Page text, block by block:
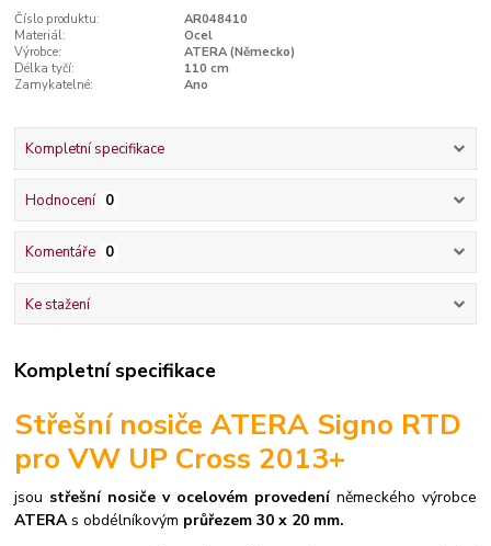
Číslo produktu:
AR048410
Materiál:
Ocel
Výrobce:
ATERA (Německo)
Délka tyčí:
110 cm
Zamykatelné:
Ano
Kompletní specifikace
Hodnocení 0
Komentáře 0
Ke stažení
Kompletní specifikace
Střešní nosiče ATERA Signo RTD
pro VW UP Cross 2013+
jsou střešní nosiče v ocelovém provedeníněmeckého výrobce
ATERAs obdélníkovým průřezem 30 x 20 mm.